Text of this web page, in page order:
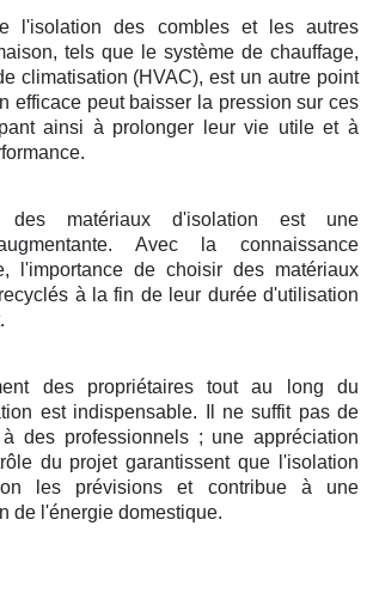
l'isolation des combles et les autres
tels que le système de chauffage,
climatisation (HVAC), est un autre point
efficace peut baisser la pression sur ces
ainsi à prolonger leur vie utile et à
des matériaux d'isolation est une
Avec la connaissance
l'importance de choisir des matériaux
à la fin de leur durée d'utilisation
des propriétaires tout au long du
est indispensable. Il ne suffit pas de
des professionnels ; une appréciation
du projet garantissent que l'isolation
les prévisions et contribue à une
de l'énergie domestique.